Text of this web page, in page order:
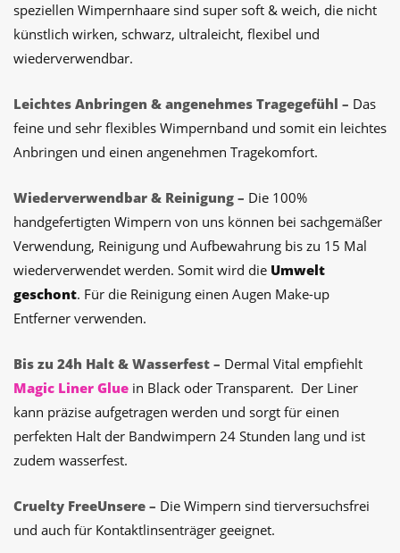
speziellen Wimpernhaare sind super soft & weich, die nicht
künstlich wirken, schwarz, ultraleicht, flexibel und
wiederverwendbar.
Leichtes Anbringen & angenehmes Tragegefühl – Das
feine und sehr flexibles Wimpernband und somit ein leichtes
Anbringen und einen angenehmen Tragekomfort.
Wiederverwendbar & Reinigung – Die 100%
handgefertigten Wimpern von uns können bei sachgemäßer
Verwendung, Reinigung und Aufbewahrung bis zu 15 Mal
wiederverwendet werden. Somit wird die Umwelt
geschont. Für die Reinigung einen Augen Make-up
Entferner verwenden.
Bis zu 24h Halt & Wasserfest – Dermal Vital empfiehlt
Magic Liner Glue in Black oder Transparent. Der Liner
kann präzise aufgetragen werden und sorgt für einen
perfekten Halt der Bandwimpern 24 Stunden lang und ist
zudem wasserfest.
Cruelty FreeUnsere – Die Wimpern sind tierversuchsfrei
und auch für Kontaktlinsenträger geeignet.